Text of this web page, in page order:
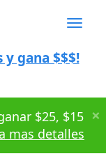
gana $$$!
×
$25, $15
mas detalles